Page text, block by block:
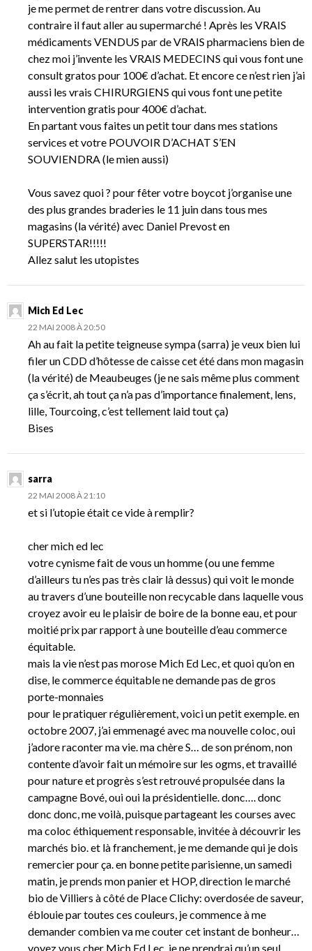
je me permet de rentrer dans votre discussion. Au
contraire il faut aller au supermarché ! Après les VRAIS
médicaments VENDUS par de VRAIS pharmaciens bien de
chez moi j’invente les VRAIS MEDECINS qui vous font une
consult gratos pour 100€ d’achat. Et encore ce n’est rien j’ai
aussi les vrais CHIRURGIENS qui vous font une petite
intervention gratis pour 400€ d’achat.
En partant vous faites un petit tour dans mes stations
services et votre POUVOIR D’ACHAT S’EN
SOUVIENDRA (le mien aussi)
Vous savez quoi ? pour fêter votre boycot j’organise une
des plus grandes braderies le 11 juin dans tous mes
magasins (la vérité) avec Daniel Prevost en
SUPERSTAR!!!!!
Allez salut les utopistes
Mich Ed Lec
22 MAI 2008 À 20:50
Ah au fait la petite teigneuse sympa (sarra) je veux bien lui
filer un CDD d’hôtesse de caisse cet été dans mon magasin
(la vérité) de Meaubeuges (je ne sais même plus comment
ça s’écrit, ah tout ça n’a pas d’importance finalement, lens,
lille, Tourcoing, c’est tellement laid tout ça)
Bises
sarra
22 MAI 2008 À 21:10
et si l’utopie était ce vide à remplir?
cher mich ed lec
votre cynisme fait de vous un homme (ou une femme
d’ailleurs tu n’es pas très clair là dessus) qui voit le monde
au travers d’une bouteille non recycable dans laquelle vous
croyez avoir eu le plaisir de boire de la bonne eau, et pour
moitié prix par rapport à une bouteille d’eau commerce
équitable.
mais la vie n’est pas morose Mich Ed Lec, et quoi qu’on en
dise, le commerce équitable ne demande pas de gros
porte-monnaies
pour le pratiquer régulièrement, voici un petit exemple. en
octobre 2007, j’ai emmenagé avec ma nouvelle coloc, oui
j’adore raconter ma vie. ma chère S… de son prénom, non
contente d’avoir fait un mémoire sur les ogms, et travaillé
pour nature et progrès s’est retrouvé propulsée dans la
campagne Bové, oui oui la présidentielle. donc…. donc
donc donc, me voilà, puisque partageant les courses avec
ma coloc éthiquement responsable, invitée à découvrir les
marchés bio. et là franchement, je me demande qui je dois
remercier pour ça. en bonne petite parisienne, un samedi
matin, je prends mon panier et HOP, direction le marché
bio de Villiers à côté de Place Clichy: overdosée de saveur,
éblouie par toutes ces couleurs, je commence à me
demander combien va me couter cet instant de bonheur…
voyez vous cher Mich Ed Lec, je ne prendrai qu’un seul